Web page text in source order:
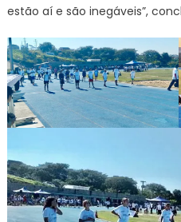
estão aí e são inegáveis”,